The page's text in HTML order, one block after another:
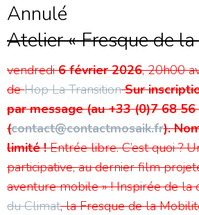
Annulé
Atelier « Fresque de
vendredi6 février 2026, 20h00
deHop La Transition Sur
par message (au +33 (0)7 68
(contact@contactmosaik.fr).
limité !Entrée libre. C’est quoi ?
participative, au dernier film
aventure mobile » ! Inspirée de
du Climat, la Fresque de la